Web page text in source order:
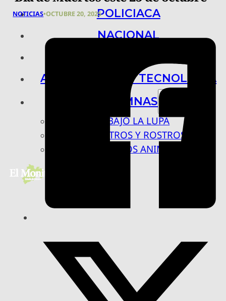
POLICIACA
NACIONAL
ARTE, CIENCIA Y TECNOLOGÍA
COLUMNAS
BAJO LA LUPA
RASTROS Y ROSTROS
VÍNCULOS ANIMALES
NOTICIAS•OCTUBRE 20, 2025